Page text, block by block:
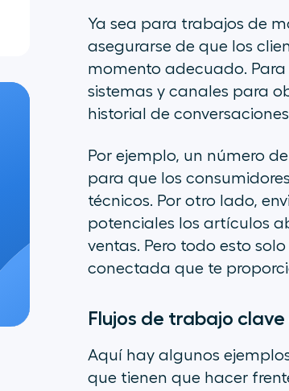
Ya sea para trabajos de
asegurarse de que los
momento adecuado.
sistemas y canales para
historial de
Por ejemplo, un número
para que los
técnicos. Por otro lado,
potenciales los artículos
ventas. Pero todo esto
conectada que te
Flujos de trabajo
Aquí hay algunos
que tienen que hacer